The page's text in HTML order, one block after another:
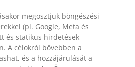
megosztjuk böngészési
(pl. Google, Meta és
és statikus hirdetések
A célokról bővebben a
és a hozzájárulását a